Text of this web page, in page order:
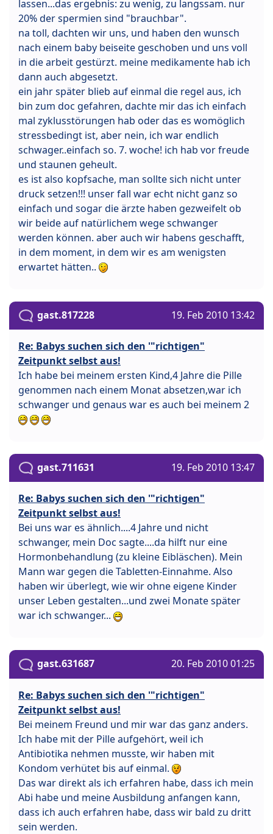
lassen...das ergebnis: zu wenig, zu langssam. nur
20% der spermien sind "brauchbar".
na toll, dachten wir uns, und haben den wunsch
nach einem baby beiseite geschoben und uns voll
in die arbeit gestürzt. meine medikamente hab ich
dann auch abgesetzt.
ein jahr später blieb auf einmal die regel aus, ich
bin zum doc gefahren, dachte mir das ich einfach
mal zyklusstörungen hab oder das es womöglich
stressbedingt ist, aber nein, ich war endlich
schwager..einfach so. 7. woche! ich hab vor freude
und staunen geheult.
es ist also kopfsache, man sollte sich nicht unter
druck setzen!!! unser fall war echt nicht ganz so
einfach und sogar die ärzte haben gezweifelt ob
wir beide auf natürlichem wege schwanger
werden können. aber auch wir habens geschafft,
in dem moment, in dem wir es am wenigsten
erwartet hätten..
gast.817228 19. Feb 2010 13:42
Re: Babys suchen sich den '"richtigen"
Zeitpunkt selbst aus!
Ich habe bei meinem ersten Kind,4 Jahre die Pille
genommen nach einem Monat absetzen,war ich
schwanger und genaus war es auch bei meinem 2
gast.711631 19. Feb 2010 13:47
Re: Babys suchen sich den '"richtigen"
Zeitpunkt selbst aus!
Bei uns war es ähnlich....4 Jahre und nicht
schwanger, mein Doc sagte....da hilft nur eine
Hormonbehandlung (zu kleine Eibläschen). Mein
Mann war gegen die Tabletten-Einnahme. Also
haben wir überlegt, wie wir ohne eigene Kinder
unser Leben gestalten...und zwei Monate später
war ich schwanger...
gast.631687 20. Feb 2010 01:25
Re: Babys suchen sich den '"richtigen"
Zeitpunkt selbst aus!
Bei meinem Freund und mir war das ganz anders.
Ich habe mit der Pille aufgehört, weil ich
Antibiotika nehmen musste, wir haben mit
Kondom verhütet bis auf einmal.
Das war direkt als ich erfahren habe, dass ich mein
Abi habe und meine Ausbildung anfangen kann,
dass ich auch erfahren habe, dass wir bald zu dritt
sein werden.